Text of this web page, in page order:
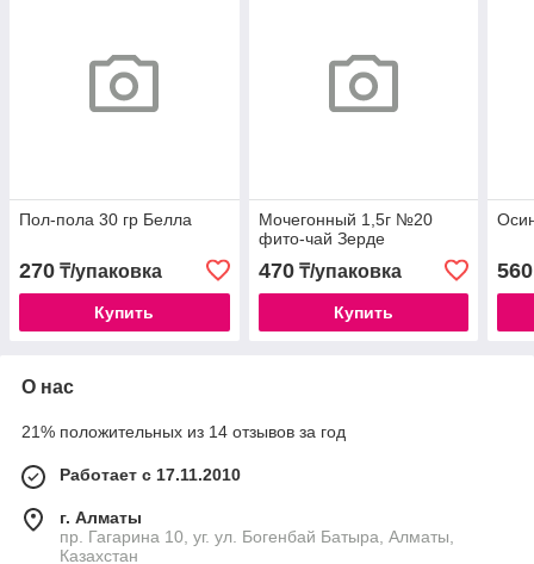
Пол-пола 30 гр Белла
270 ₸/упаковка
Купить
Мочегонный 1,5г №20
фито-чай Зерде
470₸/упаковка
Купить
560
О нас
21% положительных из 14 отзывов за год
Работает с 17.11.2010
г. Алматы
пр. Гагарина 10, уг. ул. Богенбай Батыра, Алматы,
Казахстан